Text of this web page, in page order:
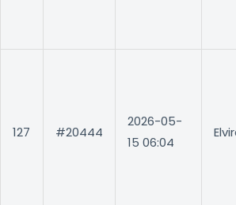
127 #20444
2026-05-
15 06:04